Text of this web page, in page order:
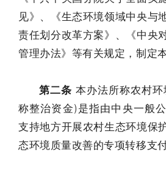
见》、《生态环境领域中央与
责任划分改革方案》、《中央
管理办法》等有关规定，制定本
第二条 本办法所称农村
称整治资金)是指由中央一般
支持地方开展农村生态环境保
态环境质量改善的专项转移支付